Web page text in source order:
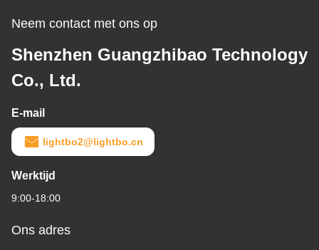
Neem contact met ons op
Shenzhen Guangzhibao Technology
Co., Ltd.
E-mail
lightbo2@lightbo.cn
Werktijd
9:00-18:00
Ons adres